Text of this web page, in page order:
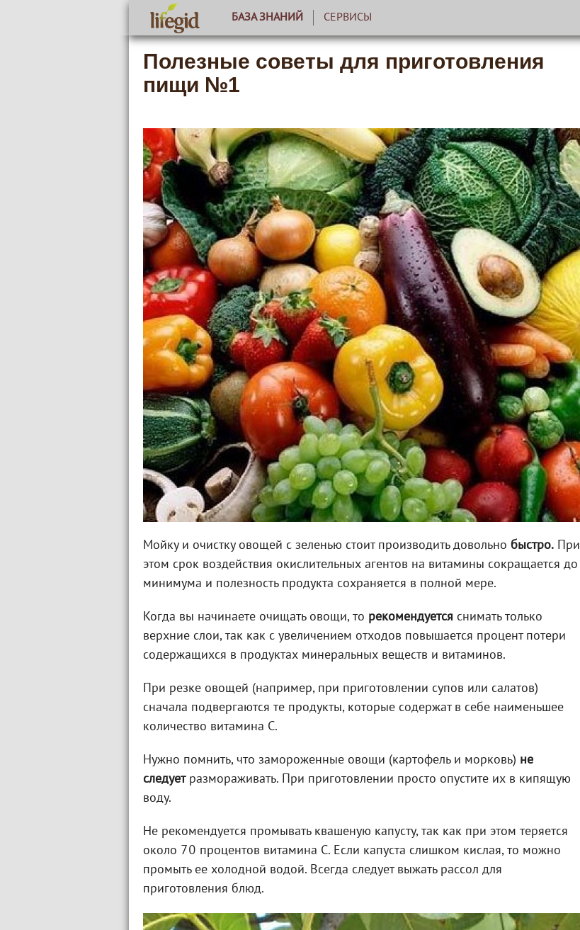
БАЗА ЗНАНИЙ СЕРВИСЫ
Полезные советы для приготовления
пищи №1
Мойку и очистку овощей с зеленью стоит производить довольно быстро. При
этом срок воздействия окислительных агентов на витамины сокращается до
минимума и полезность продукта сохраняется в полной мере.
Когда вы начинаете очищать овощи, то рекомендуется снимать только
верхние слои, так как с увеличением отходов повышается процент потери
содержащихся в продуктах минеральных веществ и витаминов.
При резке овощей (например, при приготовлении супов или салатов)
сначала подвергаются те продукты, которые содержат в себе наименьшее
количество витамина С.
Нужно помнить, что замороженные овощи (картофель и морковь) не
следуетразмораживать. При приготовлении просто опустите их в кипящую
воду.
Не рекомендуется промывать квашеную капусту, так как при этом теряется
около 70 процентов витамина С. Если капуста слишком кислая, то можно
промыть ее холодной водой. Всегда следует выжать рассол для
приготовления блюд.